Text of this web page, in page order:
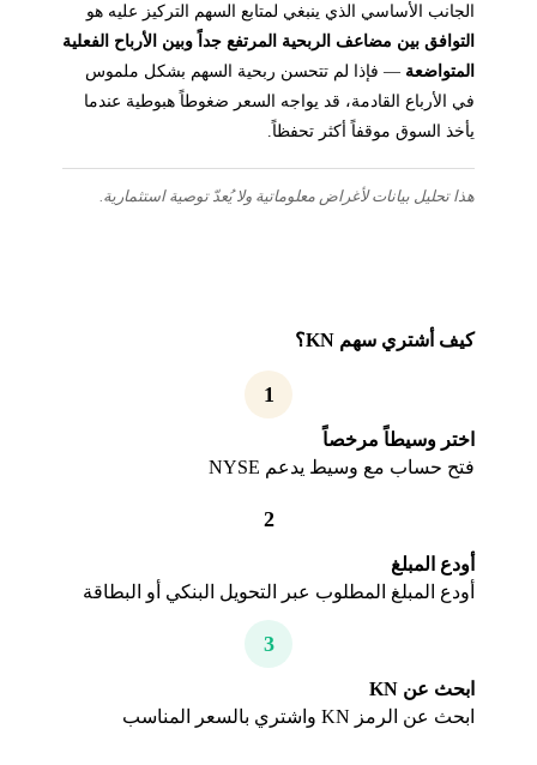
الجانب الأساسي الذي ينبغي لمتابع السهم التركيز عليه هو
التوافق بين مضاعف الربحية المرتفع جداً وبين الأرباح الفعلية
المتواضعة— فإذا لم تتحسن ربحية السهم بشكل ملموس
في الأرباع القادمة، قد يواجه السعر ضغوطاً هبوطية عندما
يأخذ السوق موقفاً أكثر تحفظاً.
هذا تحليل بيانات لأغراض معلوماتية ولا يُعدّ توصية استثمارية.
كيف أشتري سهم KN؟
1
اختر وسيطاً مرخصاً
فتح حساب مع وسيط يدعم NYSE
2
أودع المبلغ
أودع المبلغ المطلوب عبر التحويل البنكي أو البطاقة
3
ابحث عن KN
ابحث عن الرمز KN واشتري بالسعر المناسب